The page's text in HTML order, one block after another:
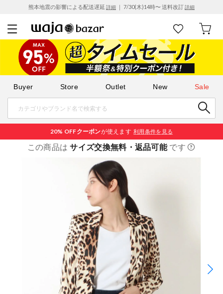
熊本地震の影響による配送遅延 詳細 ｜ 7/30(木)14時〜 送料改訂詳細
Buyer Store Outlet New Sale
20% OFFクーポンが使えます 利用条件を見る
この商品はサイズ交換無料・返品可能です